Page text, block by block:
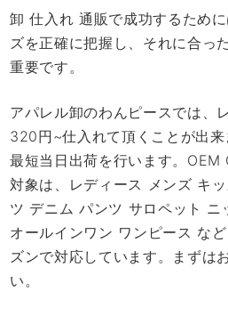
卸 仕入れ 通販で成功するため
ズを正確に把握し、それに合っ
重要です。
アパレル卸のわんピースでは、
320円~仕入れて頂くことが出来
最短当日出荷を行います。OEM
対象は、レディース メンズ キ
ツ デニム パンツ サロペット ニ
オールインワン ワンピース な
ズンで対応しています。まずは
い。